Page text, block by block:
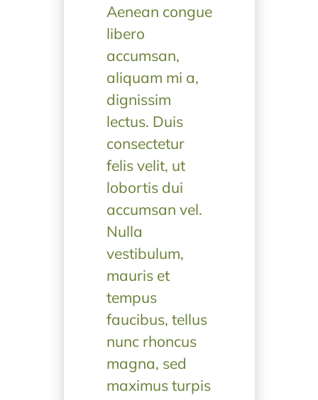
Aenean congue
libero
accumsan,
aliquam mi a,
dignissim
lectus. Duis
consectetur
felis velit, ut
lobortis dui
accumsan vel.
Nulla
vestibulum,
mauris et
tempus
faucibus, tellus
nunc rhoncus
magna, sed
maximus turpis